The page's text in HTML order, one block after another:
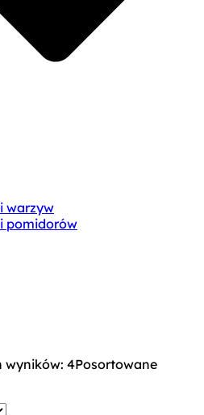
warzyw
pomidorów
wyników: 4Posortowane